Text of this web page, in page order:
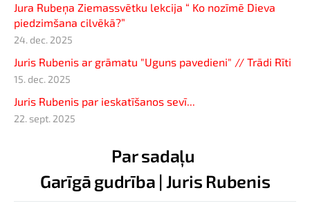
Jura Rubeņa Ziemassvētku lekcija “ Ko nozīmē Dieva
piedzimšana cilvēkā?”
24. dec. 2025
Juris Rubenis ar grāmatu "Uguns pavedieni" // Trādi Rīti
15. dec. 2025
Juris Rubenis par ieskatīšanos sevī...
22. sept. 2025
Par sadaļu
Garīgā gudrība | Juris Rubenis